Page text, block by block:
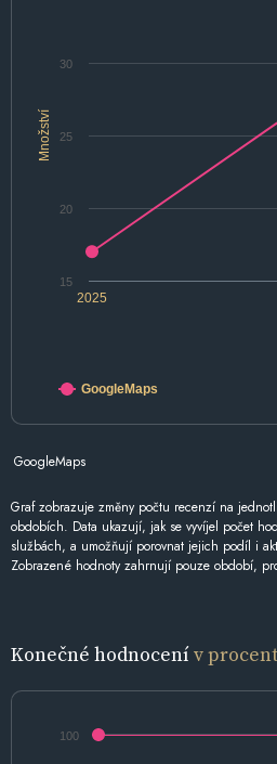
Množství
2025
15
20
25
30
GoogleMaps
GoogleMaps
Graf zobrazuje změny počtu recenzí na
obdobích. Data ukazují, jak se vyvíjel počet
službách, a umožňují porovnat jejich podíl i
Zobrazené hodnoty zahrnují pouze období,
Konečné hodnocenív
100